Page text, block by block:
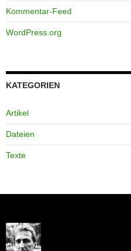
Kommentar-Feed
WordPress.org
KATEGORIEN
Artikel
Dateien
Texte